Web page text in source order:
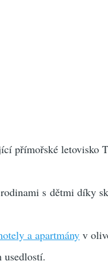
přímořské letovisko
s dětmi díky
a apartmány v